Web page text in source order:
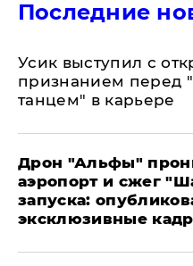
Последние
Усик выступил с
признанием перед
танцем" в карьере
Дрон "Альфы"
аэропорт и сжег
запуска:
эксклюзивные